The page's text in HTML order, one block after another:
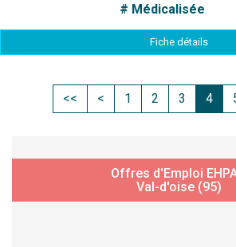
# Médicalisée
Fiche détails
<< < 1 2 3 4
Offres d'Emploi
Val-d'oise (95)